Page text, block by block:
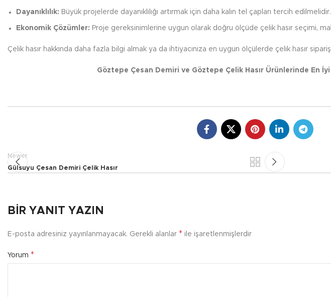
Dayanıklılık: Büyük projelerde dayanıklılığı artırmak için daha kalın tel çapları tercih edilmelidir.
Ekonomik Çözümler: Proje gereksinimlerine uygun olarak doğru ölçüde çelik hasır seçimi,
Çelik hasır hakkında daha fazla bilgi almak ya da ihtiyacınıza en uygun ölçülerde çelik hasır
Göztepe Çesan Demiri ve Göztepe Çelik Hasır Ürünlerinde En
Newer
Gülsuyu Çesan Demiri Çelik Hasır
BIR YANIT YAZIN
E-posta adresiniz yayınlanmayacak. Gerekli alanlar * ile işaretlenmişlerdir
Yorum *